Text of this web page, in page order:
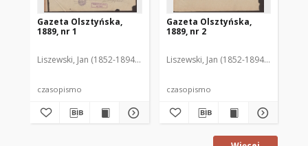
Gazeta Olsztyńska,
1889, nr 1
Liszewski, Jan (1852-1894). Red.
czasopismo
Gazeta Olsztyńska,
1889, nr 2
Liszewski, Jan (1852-1894). Red.
czasopismo